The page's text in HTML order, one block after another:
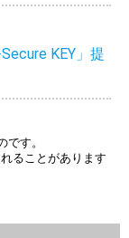
KEY」提
す。
ることがあります